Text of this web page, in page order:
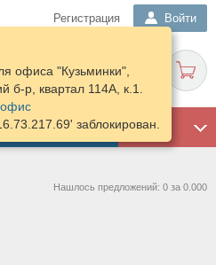
Регистрация Войти
ГАРАЖ
офиса "Кузьминки",
б-р, квартал 114А, к.1.
офис
заблокирован.
Нашлось предложений: 0 за 0.000